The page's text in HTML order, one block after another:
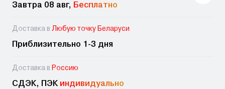
Завтра 08 авг, Бесплатно
Доставка в Любую точку Беларуси
Приблизительно 1-3 дня
Доставка в Россию
СДЭК, ПЭК индивидуально